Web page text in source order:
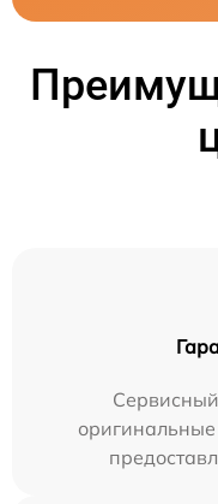
оригинальные